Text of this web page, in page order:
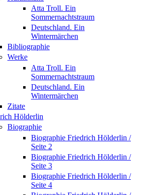
Atta Troll. Ein
Sommernachtstraum
Deutschland. Ein
Wintermärchen
Bibliographie
Werke
Atta Troll. Ein
Sommernachtstraum
Deutschland. Ein
Wintermärchen
Zitate
Hölderlin
Biographie
Biographie Friedrich Hölderlin /
Seite 2
Biographie Friedrich Hölderlin /
Seite 3
Biographie Friedrich Hölderlin /
Seite 4